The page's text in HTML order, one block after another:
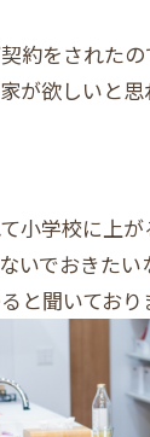
約をされた
が欲しいと
小学校に上
いでおきた
と聞いており